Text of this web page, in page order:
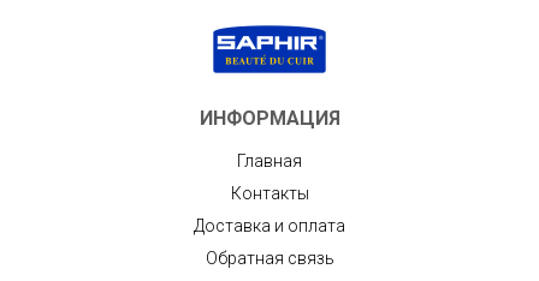
ИНФОРМАЦИЯ
Главная
Контакты
Доставка и оплата
Обратная связь